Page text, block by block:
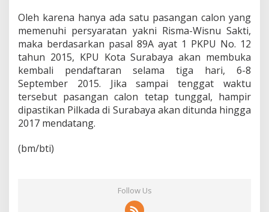
Oleh karena hanya ada satu pasangan calon yang
memenuhi persyaratan yakni Risma-Wisnu Sakti,
maka berdasarkan pasal 89A ayat 1 PKPU No. 12
tahun 2015, KPU Kota Surabaya akan membuka
kembali pendaftaran selama tiga hari, 6-8
September 2015. Jika sampai tenggat waktu
tersebut pasangan calon tetap tunggal, hampir
dipastikan Pilkada di Surabaya akan ditunda hingga
2017 mendatang.
(bm/bti)
Follow Us